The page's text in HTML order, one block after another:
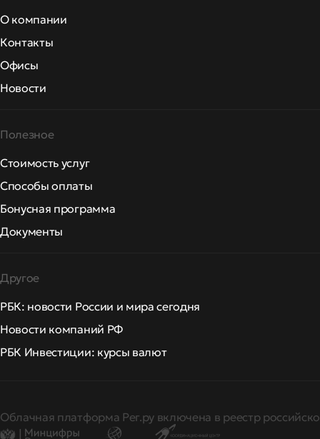
О компании
Контакты
Офисы
Новости
Полезное
Стоимость услуг
Способы оплаты
Бонусная программа
Документы
Другое
РБК: новости России и мира сегодня
Новости компаний РФ
РБК Инвестиции: курсы валют
Облачная платформа Рег.ру включена в реестр